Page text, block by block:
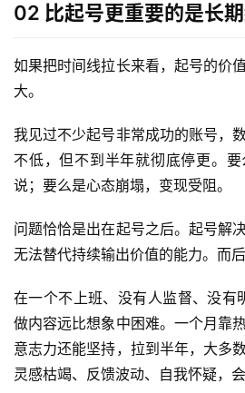
02 比起号更重要的是长
如果把时间线拉长来看，起号的价
大。
我见过不少起号非常成功的账号，
不低，但不到半年就彻底停更。
说；要么是心态崩塌，变现受阻。
问题恰恰是出在起号之后。起号解
无法替代持续输出价值的能力。而
在一个不上班、没有人监督、没有
做内容远比想象中困难。一个月靠
意志力还能坚持，拉到半年，大多
灵感枯竭、反馈波动、自我怀疑，会